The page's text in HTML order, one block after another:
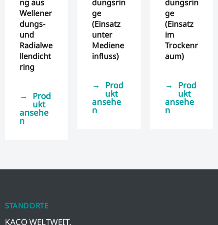
ng aus
Wellener
dungs-
und
Radialwe
llendicht
ring
Prod
ukt
ansehe
n
dungsrin
ge
(Einsatz
unter
Mediene
influss)
Prod
ukt
ansehe
n
dungsrin
ge
(Einsatz
im
Trockenr
aum)
Prod
ukt
ansehe
n
STANDORTE
KACO WELTWEIT.